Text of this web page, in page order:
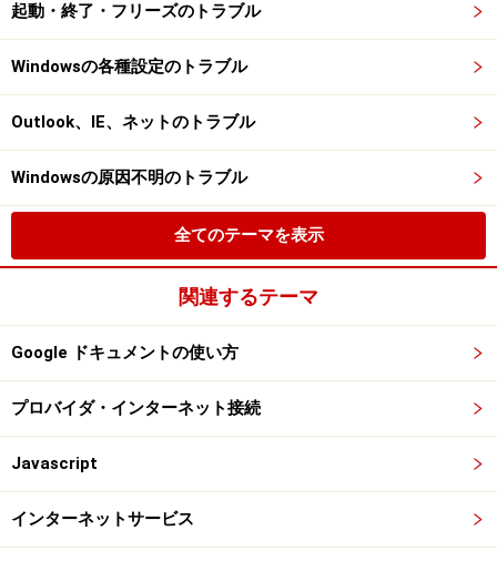
起動・終了・フリーズのトラブル
Windowsの各種設定のトラブル
Outlook、IE、ネットのトラブル
Windowsの原因不明のトラブル
全てのテーマを表示
関連するテーマ
Google ドキュメントの使い方
プロバイダ・インターネット接続
Javascript
インターネットサービス